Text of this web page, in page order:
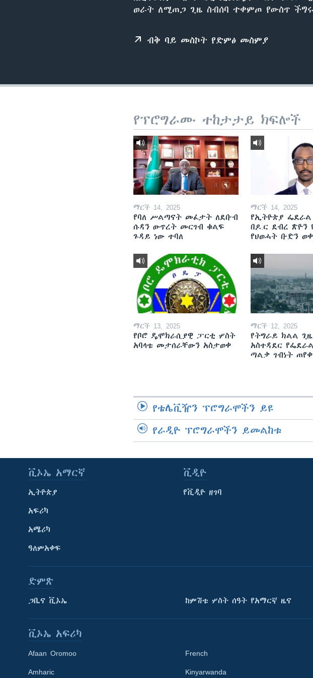
ወራት ለሚጠጋ ጊዜ ስብሰባ ተቀምጦ የውስጥ
ብቅ ባይ መስኮት የድምፅ መስምያ
የፕሮግራሙ ተከታታይ ክፍሎች
ማርች 14, 2025
የባለ ሥልጣናት መፈታት ለደቡብ
ሱዳን ውጥረት መርገብ ቁልፍ
ጉዳይ ነው ተባለ
ማርች 14, 2025
የኢትዮጵያ
በዶ.ር ደብረ
የህወሓት ቡድን
ማርች 13, 2025
የቦሮ ዴሞክራሲያዊ ፓርቲ ሦስት
አባላቱ መታሰራቸውን አስታወቀ
ማርች 12, 2025
የትግራይ ክልል
አስተዳደር
ጣልቃ ገብነት ጠየቀ
የቴሌቪዥን ፕሮግራሞችን ይዩ
የራዲዮ ፕሮግራሞችን ይመልከቱ
ቪኦኤ አማርኛ
ኢትዮጵያ
አፍሪካ
አሜሪካ
ዓለምአቀፍ
ቪዲዮ
የቪዲዮ ዘገባ
ድምጽ
ጋቢና ቪኦኤ ከምሽቱ ሦስት ሰዓት የአማርኛ ዜና
ቪኦኤ አፍሪካ
Afaan Oromoo
Amharic
French
Kinyarwanda